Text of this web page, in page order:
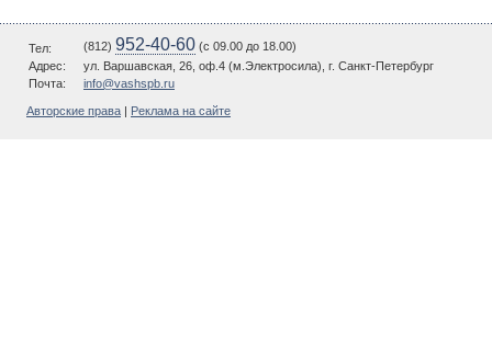
Тел: (812) 952-40-60 (c 09.00 до 18.00)
Адрес:
ул. Варшавская, 26, оф.4 (м.Электросила), г. Санкт-Петербург
Почта:
info@vashspb.ru
Авторские права Реклама на сайте